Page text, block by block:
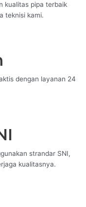
kualitas pipa terbaik
teknisi kami.
dengan layanan 24
strandar SNI,
kualitasnya.